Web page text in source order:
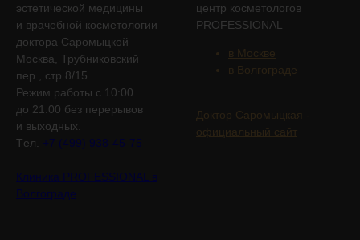
эстетической медицины
и врачебной косметологии
доктора Саромыцкой
Москва, Трубниковский
пер., стр 8/15
Режим работы с 10:00
до 21:00 без перерывов
и выходных.
Tел. +7 (499) 938-45-75
Клиника PROFESSIONAL в
Волгограде
центр косметологов
PROFESSIONAL
в Москве
в Волгограде
Доктор Саромыцкая -
официальный сайт